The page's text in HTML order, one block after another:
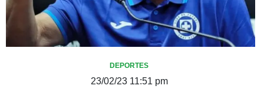
DEPORTES
23/02/23 11:51 pm